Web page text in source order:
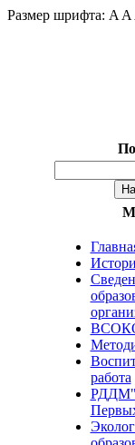
Размер шрифта: A A
работа